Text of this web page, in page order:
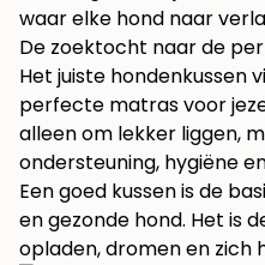
waar elke hond naar
De zoektocht naar de
Het juiste hondenkussen
perfecte matras voor
alleen om lekker liggen,
ondersteuning, hygiëne
Een goed kussen is de
en gezonde hond. Het is
opladen, dromen en zich